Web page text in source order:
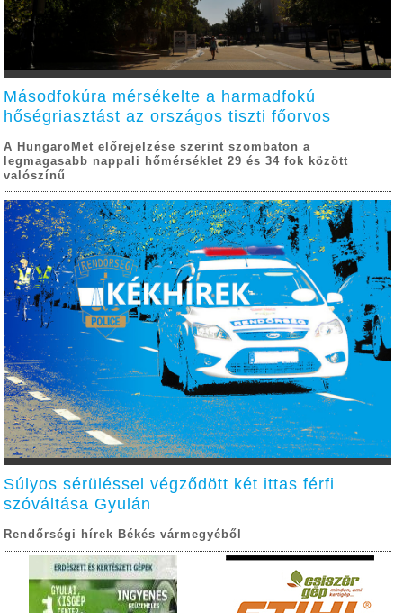
Másodfokúra mérsékelte a harmadfokú
hőségriasztást az országos tiszti főorvos
A HungaroMet előrejelzése szerint szombaton a
legmagasabb nappali hőmérséklet 29 és 34 fok között
valószínű
Súlyos sérüléssel végződött két ittas férfi
szóváltása Gyulán
Rendőrségi hírek Békés vármegyéből